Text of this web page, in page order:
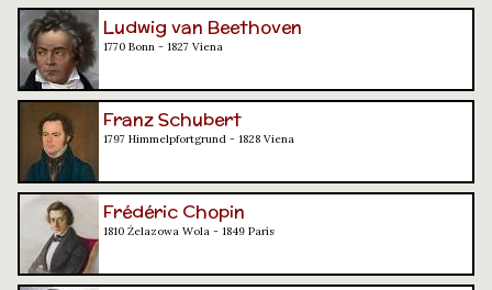
Ludwig van Beethoven
1770 Bonn - 1827 Viena
Franz Schubert
1797 Himmelpfortgrund - 1828 Viena
Frédéric Chopin
1810 Żelazowa Wola - 1849 París